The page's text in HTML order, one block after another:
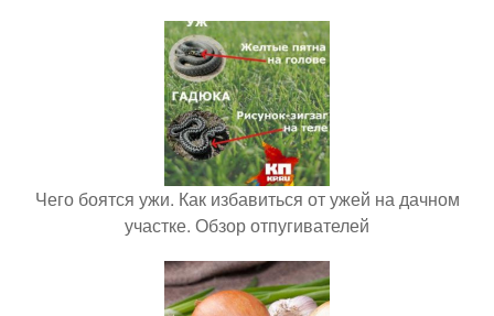
Чего боятся ужи. Как избавиться от ужей на дачном
участке. Обзор отпугивателей